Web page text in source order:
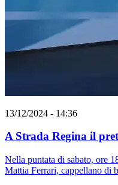
13/12/2024 - 14:36
A Strada Regina il
Nella puntata di sabato, ore
Mattia Ferrari, cappellano di